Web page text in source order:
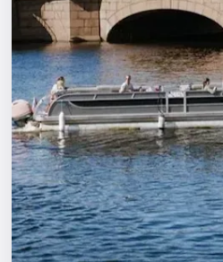
Города
Площадки
Артисты
Рейтинги